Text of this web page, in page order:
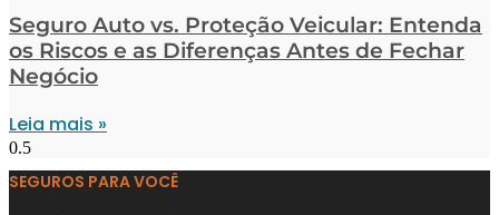
Seguro Auto vs. Proteção Veicular: Entenda
os Riscos e as Diferenças Antes de Fechar
Negócio
Leia mais »
SEGUROS PARA VOCÊ